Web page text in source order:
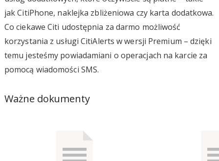
jak CitiPhone, naklejka zbliżeniowa czy karta dodatkowa.
Co ciekawe Citi udostępnia za darmo możliwość
korzystania z usługi CitiAlerts w wersji Premium – dzięki
temu jesteśmy powiadamiani o operacjach na karcie za
pomocą wiadomości SMS.
Ważne dokumenty